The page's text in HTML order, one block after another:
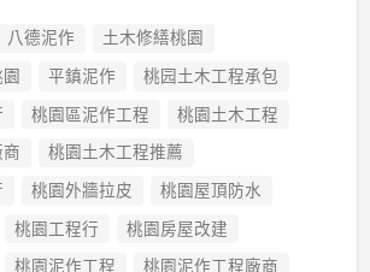
八德泥作
土木修繕桃園
平鎮泥作
桃园土木工程承包
桃園區泥作工程
桃園土木工程
桃園土木工程推薦
桃園外牆拉皮
桃園屋頂防水
桃園工程行
桃園房屋改建
桃園泥作工程
桃園泥作工程廠商